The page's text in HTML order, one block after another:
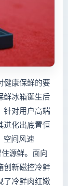
康保鲜的要
鲜冰箱诞生后
针对用户高端
进化出底置恒
空间风速
源鲜。面向
创新磁控冷鲜
了冷鲜肉红嫩